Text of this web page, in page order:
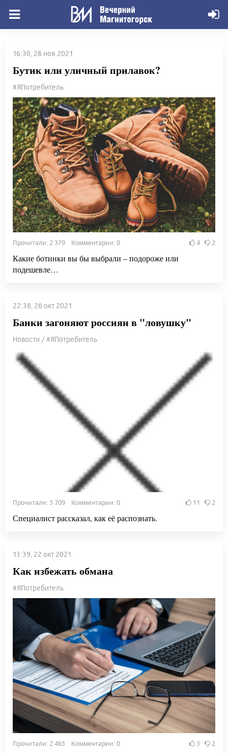
16:30, 28 ноя 2021
Бутик или уличный прилавок?
#ЯПотребитель
Прочитали: 2 379 Комментарии: 0 4 2
Какие ботинки вы бы выбрали – подороже или
подешевле…
22:38, 26 окт 2021
Банки загоняют россиян в "ловушку"
Новости / #ЯПотребитель
Прочитали: 3 709 Комментарии: 0 11 2
Специалист рассказал, как её распознать.
13:39, 22 окт 2021
Как избежать обмана
#ЯПотребитель
Прочитали: 2 465 Комментарии: 0 3 2